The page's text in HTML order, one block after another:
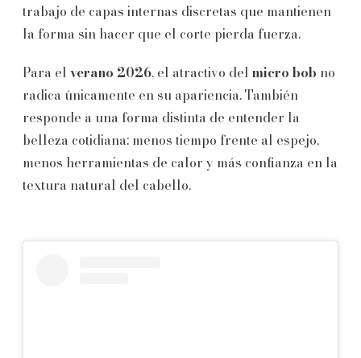
trabajo de capas internas discretas que mantienen
la forma sin hacer que el corte pierda fuerza.
Para el verano 2026, el atractivo del micro bob no
radica únicamente en su apariencia. También
responde a una forma distinta de entender la
belleza cotidiana: menos tiempo frente al espejo,
menos herramientas de calor y más confianza en la
textura natural del cabello.